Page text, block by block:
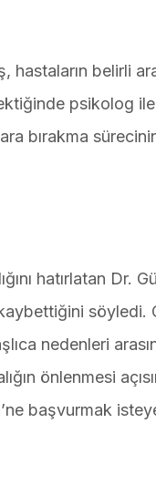
hastaların belirli
psikolog ile
bırakma
hatırlatan Dr.
kaybettiğini söyledi.
nedenleri
önlenmesi
başvurmak